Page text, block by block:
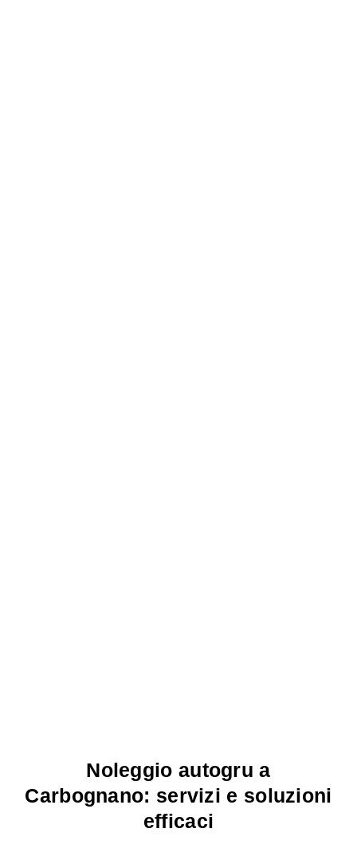
Noleggio autogru a
Carbognano: servizi e soluzioni
efficaci